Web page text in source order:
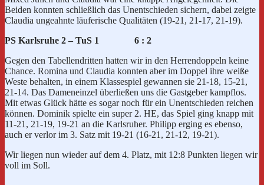
Beiden konnten schließlich das Unentschieden sichern, dabei zeigte
Claudia ungeahnte läuferische Qualitäten (19-21, 21-17, 21-19).
PS Karlsruhe 2 – TuS 1 6 : 2
Gegen den Tabellendritten hatten wir in den Herrendoppeln keine
Chance. Romina und Claudia konnten aber im Doppel ihre weiße
Weste behalten, in einem Klassespiel gewannen sie 21-18, 15-21,
21-14. Das Dameneinzel überließen uns die Gastgeber kampflos.
Mit etwas Glück hätte es sogar noch für ein Unentschieden reichen
können. Dominik spielte ein super 2. HE, das Spiel ging knapp mit
11-21, 21-19, 19-21 an die Karlsruher. Philipp erging es ebenso,
auch er verlor im 3. Satz mit 19-21 (16-21, 21-12, 19-21).
Wir liegen nun wieder auf dem 4. Platz, mit 12:8 Punkten liegen wir
voll im Soll.